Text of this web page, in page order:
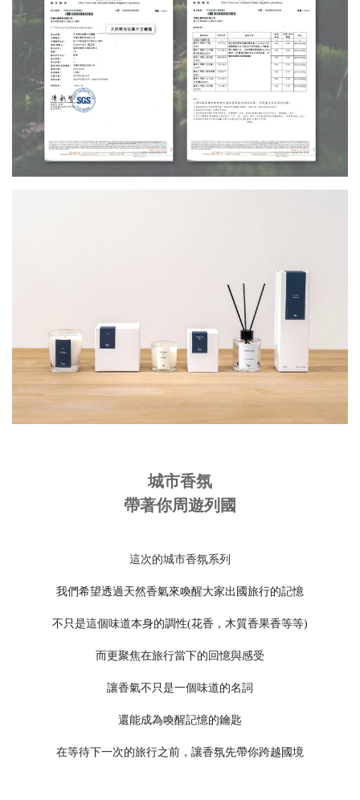
城市香氛
帶著你周遊列國
這次的城市香氛系列
我們希望透過天然香氣來喚醒大家出國旅行的記憶
不只是這個味道本身的調性(花香，木質香果香等等)
而更聚焦在旅行當下的回憶與感受
讓香氣不只是一個味道的名詞
還能成為喚醒記憶的鑰匙
在等待下一次的旅行之前，讓香氛先帶你跨越國境